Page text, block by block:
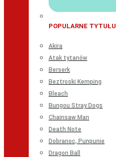
POPULARNE TYTUŁU
Akira
Atak tytanów
Berserk
Beztroski Kemping
Bleach
Bungou Stray Dogs
Chainsaw Man
Death Note
Dobranoc, Punpunie
Dragon Ball